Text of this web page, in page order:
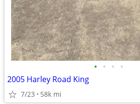
• • • •
2005 Harley Road King
7/23 58k mi